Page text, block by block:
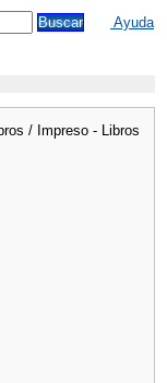
Ayuda
/ Impreso - Libros